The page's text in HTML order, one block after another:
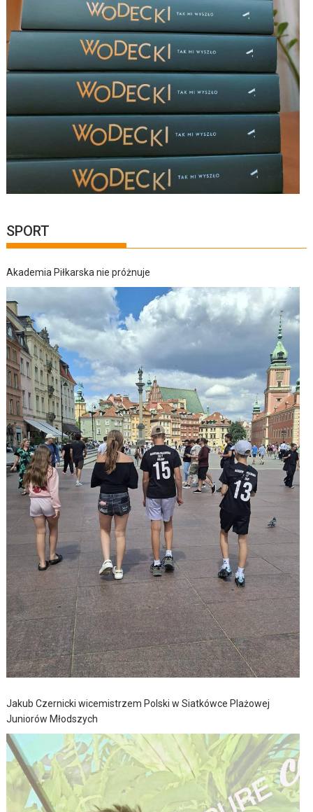
SPORT
Akademia Piłkarska nie próżnuje
Jakub Czernicki wicemistrzem Polski w Siatkówce Plażowej
Juniorów Młodszych